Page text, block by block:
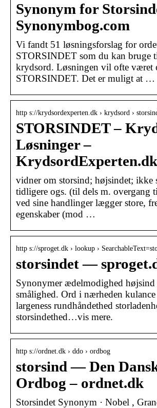
Synonym for
Synonymbog.com
Vi fandt 51 løsningsforslag for
STORSINDET som du kan bruge
krydsord. Løsningen vil ofte været
STORSINDET. Det er muligt at …
http s://krydsordexperten.dk › krydsord ›
STORSINDET –
Løsninger –
KrydsordExperten.dk
vidner om storsind; højsindet; ikke
tidligere ogs. (til dels m. overgang
ved sine handlinger lægger store,
egenskaber (mod …
http s://sproget.dk › lookup ›
storsindet —
Synonymer ædelmodighed
smålighed. Ord i nærheden kulance
largeness rundhåndethed
storsindethed…vis mere.
http s://ordnet.dk › ddo › ordbog
storsind — Den
Ordbog – ordnet.dk
Storsindet Synonym · Nobel ,